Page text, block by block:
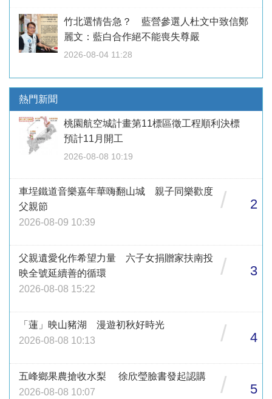
竹北選情告急？ 藍營參選人杜文中致信鄭
麗文：藍白合作絕不能喪失尊嚴
2026-08-04 11:28
熱門新聞
桃園航空城計畫第11標區徵工程順利決標
預計11月開工
2026-08-08 10:19
車埕鐵道音樂嘉年華嗨翻山城 親子同樂歡度
父親節
2026-08-09 10:39
/ 2
父親遺愛化作希望力量 六子女捐贈家扶南投
映全號延續善的循環
2026-08-08 15:22
/ 3
「蓮」映山豬湖 漫遊初秋好時光
2026-08-08 10:13
/ 4
五峰鄉果農搶收水梨 徐欣瑩臉書發起認購
2026-08-08 10:07
/ 5